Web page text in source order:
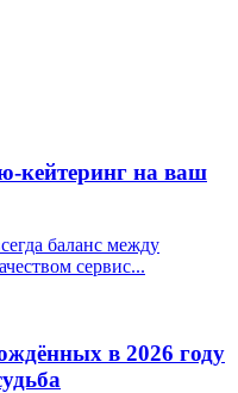
кейтеринг на ваш
баланс между
сервис...
в 2026 году